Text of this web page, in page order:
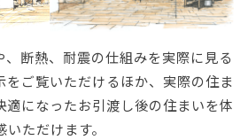
断熱、耐震の仕組みを実際に見る
ご覧いただけるほか、 実際の住ま
適になったお引渡し後の住まいを体
いただけます。